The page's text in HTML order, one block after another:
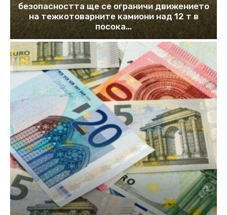
безопасността ще се ограничи движението
на тежкотоварните камиони над 12 т в
посока...